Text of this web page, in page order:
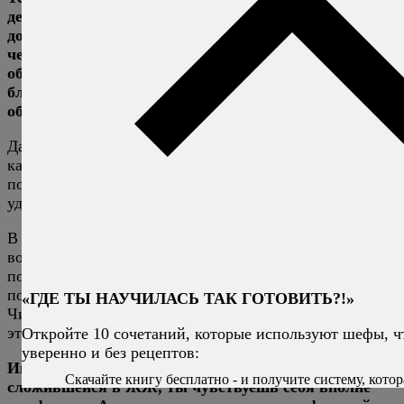
деятельности. Свои изыскания в онлайне ты
доносишь до публики либо через свойвеб-сайт
, либо
через
. Есть ли какое-то «разделение
обязанностей» между этими ресурсами? Что тебе
ближе — академичный стиль изложения, или живое
общение?
Да, разделение есть. Сайт — это как бы визитная
карточка. Это то, на что человек попадает, набрав в
поиске «Максим Сырников». Признаюсь, что сайту я
уделяю очень мало времени.
В ЖЖ я пишу гораздо чаще и больше. Там больше
возможности и для живого общения и для «обратного»
получения информации. Я ведь постоянно нахожусь в
поиске каких-то новых сведений о русской кухне.
Читатели мне очень в этом помогают. Спасибо им за
это.
Иными словами, в кулинарной тусовке,
сложившейся в ЖЖ, ты чувствуешь себя вполне
«ГДЕ ТЫ НАУЧИЛАСЬ ТАК ГОТОВИТЬ?!»
Откройте 10 сочетаний, которые используют шефы,
уверенно и без рецептов:
Скачайте книгу бесплатно - и получите систему,